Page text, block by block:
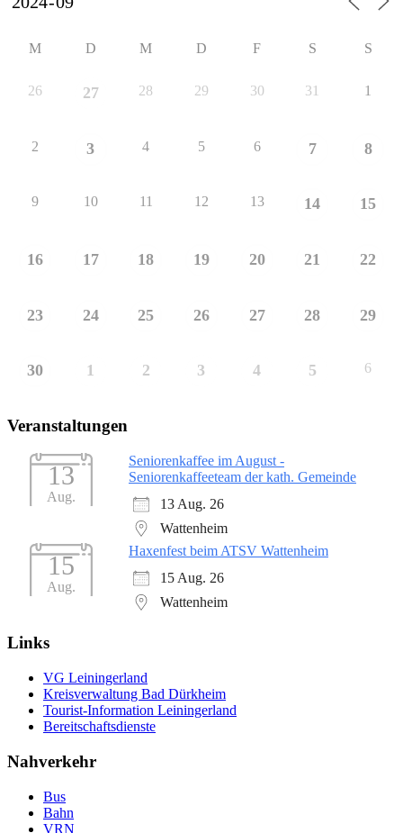
M D M D F S S
26 27 28 29 30 31 1
2 3 4 5 6 7 8
9 10 11 12 13 14 15
16 17 18 19 20 21 22
23 24 25 26 27 28 29
30 1 2 3 4 5 6
Veranstaltungen
13
Aug.
Seniorenkaffee im August -
Seniorenkaffeeteam der kath. Gemeinde
13 Aug. 26
Wattenheim
15
Aug.
Haxenfest beim ATSV Wattenheim
15 Aug. 26
Wattenheim
Links
VG Leiningerland
Kreisverwaltung Bad Dürkheim
Tourist-Information Leiningerland
Bereitschaftsdienste
Nahverkehr
Bus
Bahn
VRN